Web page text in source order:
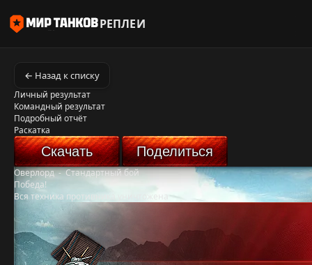
РЕПЛЕИ
← Назад к списку
Личный результат
Командный результат
Подробный отчёт
Раскатка
Скачать Поделиться
Оверлорд-Стандартный бой
Победа!
Вся техника противника уничтожена